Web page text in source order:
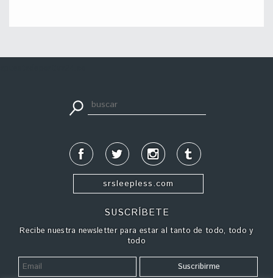
srsleepless.com
SUSCRÍBETE
Recibe nuestra newsletter para estar al tanto de todo, todo y
todo